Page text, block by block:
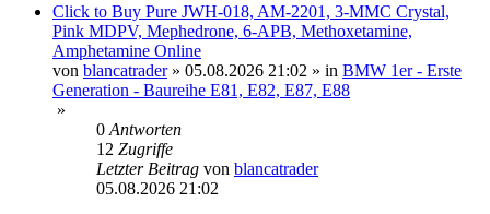
Click to Buy Pure JWH-018, AM-2201, 3-MMC Crystal,
Pink MDPV, Mephedrone, 6-APB, Methoxetamine,
Amphetamine Online
von blancatrader» 05.08.2026 21:02 » in BMW 1er - Erste
Generation - Baureihe E81, E82, E87, E88
»
0 Antworten
12 Zugriffe
Letzter Beitrag von blancatrader
05.08.2026 21:02